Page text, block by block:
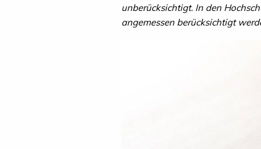
unberücksichtigt. In den
angemessen berücksichtigt